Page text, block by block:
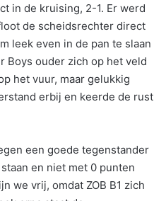
in de kruising, 2-1. Er werd
de scheidsrechter direct
leek even in de pan te slaan
Boys ouder zich op het veld
het vuur, maar gelukkig
erbij en keerde de rust
een goede tegenstander
en niet met 0 punten
we vrij, omdat ZOB B1 zich